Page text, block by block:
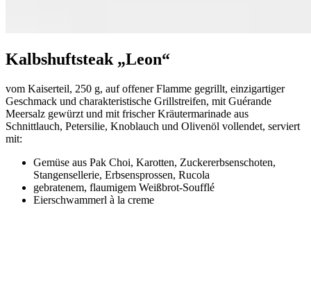
Kalbshuftsteak „Leon“
vom Kaiserteil, 250 g, auf offener Flamme gegrillt, einzigartiger
Geschmack und charakteristische Grillstreifen, mit Guérande
Meersalz gewürzt und mit frischer Kräutermarinade aus
Schnittlauch, Petersilie, Knoblauch und Olivenöl vollendet, serviert
mit:
Gemüse aus Pak Choi, Karotten, Zuckererbsenschoten,
Stangensellerie, Erbsensprossen, Rucola
gebratenem, flaumigem Weißbrot-Soufflé
Eierschwammerl à la creme